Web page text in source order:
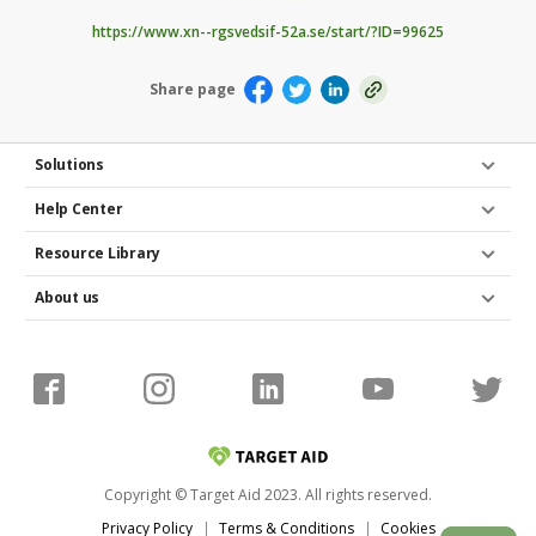
https://www.xn--rgsvedsif-52a.se/start/?ID=99625
Share page
Solutions
Help Center
Resource Library
About us
Copyright © Target Aid 2023. All rights reserved.
Privacy Policy
Terms & Conditions Cookies